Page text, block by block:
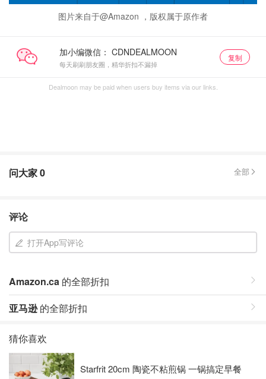
图片来自于@Amazon ，版权属于原作者
加小编微信：
每天刷刷朋友圈，精华折扣不漏掉
复制
Dealmoon may be paid when users buy items via our links.
问大家0 全部
评论
打开App写评论
Amazon.ca 的全部折扣
亚马逊的全部折扣
猜你喜欢
Starfrit 20cm 陶瓷不粘煎锅 一锅搞定早餐